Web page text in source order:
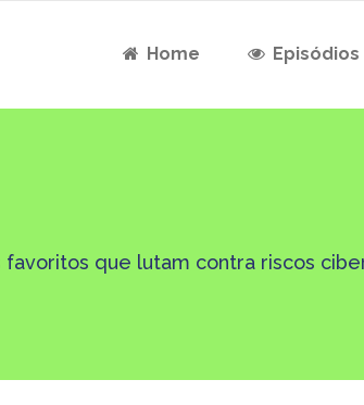
Home Episódios
que lutam contra riscos